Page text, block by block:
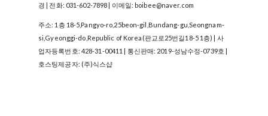
경 | 전화: 031-602-7898 | 이메일: boibee@naver.com
주소: 1층 18-5,Pangyo-ro,25beon-gil,Bundang-gu,Seongnam-
si,Gyeonggi-do,Republic of Korea(판교로25번길18-5 1층) | 사
업자등록번호: 428-31-00411 | 통신판매: 2019-성남수정-0739호 |
호스팅제공자: (주)식스샵